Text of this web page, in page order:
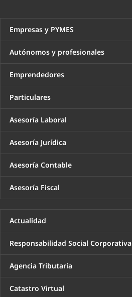
Empresas y PYMES
Autónomos y profesionales
Emprendedores
Particulares
Asesoría Laboral
Asesoría Jurídica
Asesoría Contable
Asesoría Fiscal
Actualidad
Responsabilidad Social Corporativa
Agencia Tributaria
Catastro Virtual